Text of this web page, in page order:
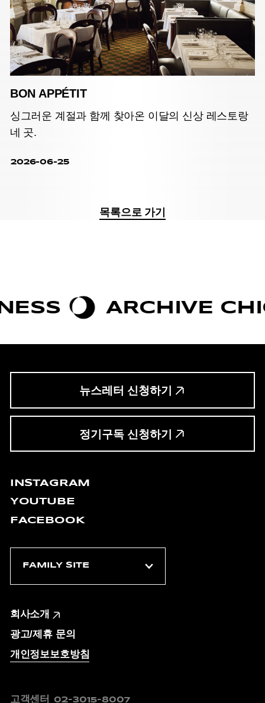
BON APPÉTIT
싱그러운 계절과 함께 찾아온 이달의 신상 레스토랑
네 곳.
2026-06-25
목록으로 가기
ARCHIVE CHIC
뉴스레터 신청하기
정기구독 신청하기
INSTAGRAM
YOUTUBE
FACEBOOK
회사소개
광고/제휴 문의
개인정보보호방침
고객센터 02-3015-8007